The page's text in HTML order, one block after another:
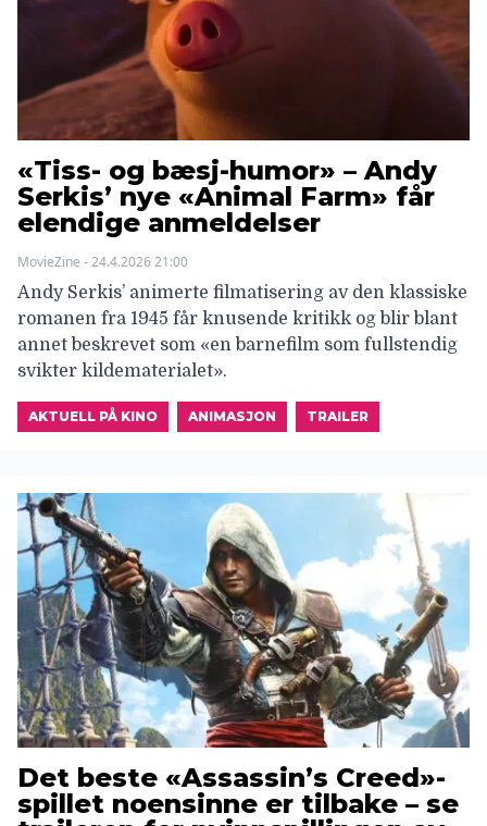
«Tiss- og bæsj-humor» – Andy
Serkis’ nye «Animal Farm» får
elendige anmeldelser
MovieZine - 24.4.2026 21:00
Andy Serkis’ animerte filmatisering av den klassiske
romanen fra 1945 får knusende kritikk og blir blant
annet beskrevet som «en barnefilm som fullstendig
svikter kildematerialet».
AKTUELL PÅ KINO ANIMASJON TRAILER
Det beste «Assassin’s Creed»-
spillet noensinne er tilbake – se